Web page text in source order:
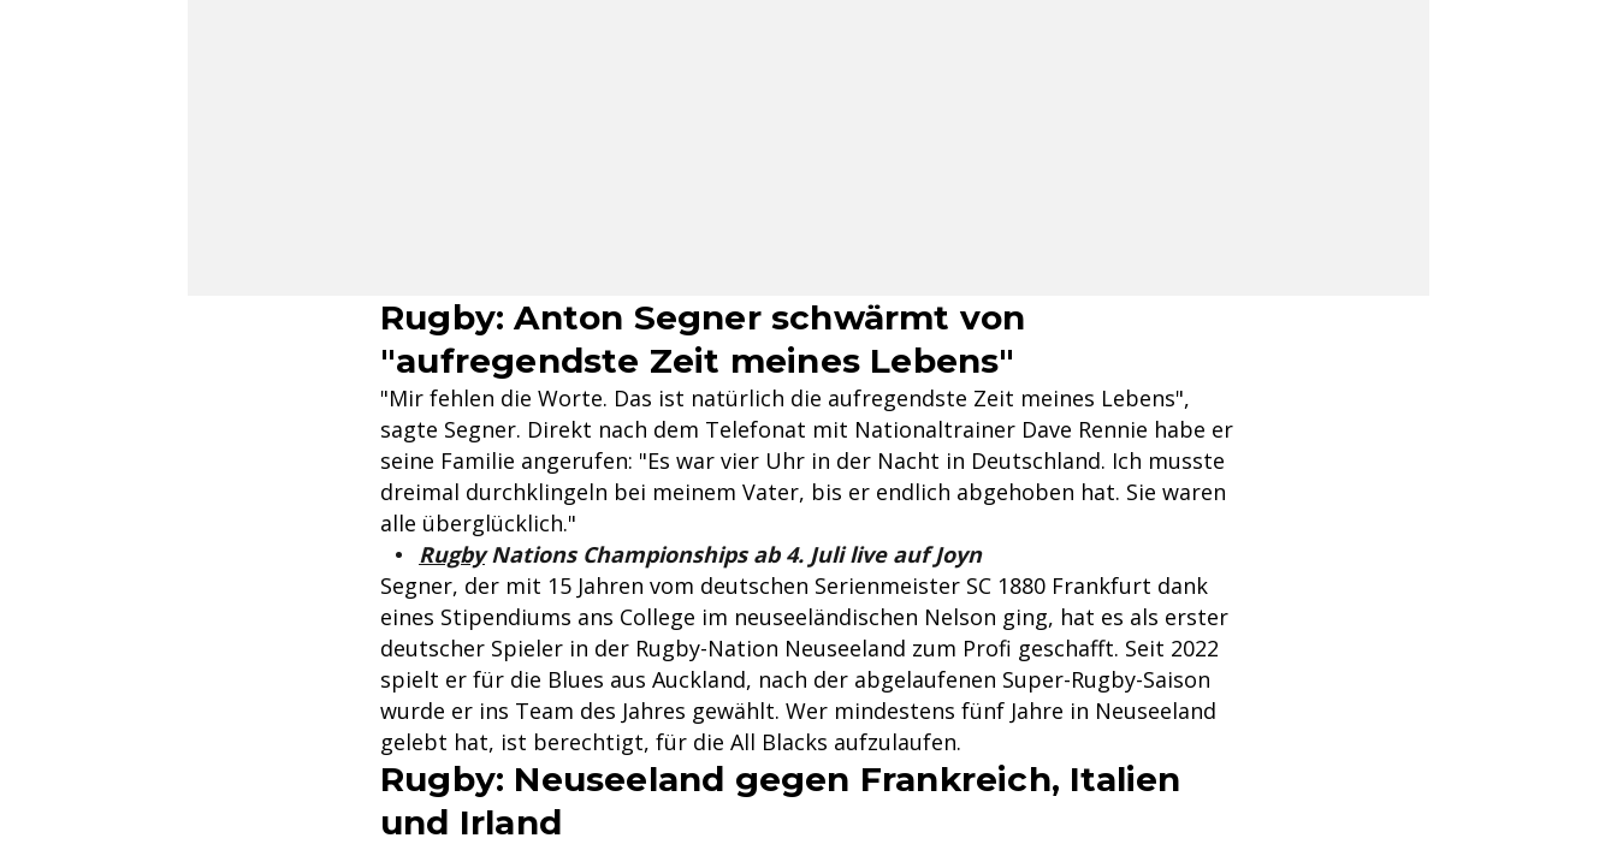
Rugby: Anton Segner schwärmt von
"aufregendste Zeit meines Lebens"
"Mir fehlen die Worte. Das ist natürlich die aufregendste Zeit meines Lebens",
sagte Segner. Direkt nach dem Telefonat mit Nationaltrainer Dave Rennie habe er
seine Familie angerufen: "Es war vier Uhr in der Nacht in Deutschland. Ich musste
dreimal durchklingeln bei meinem Vater, bis er endlich abgehoben hat. Sie waren
alle überglücklich."
RugbyNations Championships ab 4. Juli live auf Joyn
Segner, der mit 15 Jahren vom deutschen Serienmeister SC 1880 Frankfurt dank
eines Stipendiums ans College im neuseeländischen Nelson ging, hat es als erster
deutscher Spieler in der Rugby-Nation Neuseeland zum Profi geschafft. Seit 2022
spielt er für die Blues aus Auckland, nach der abgelaufenen Super-Rugby-Saison
wurde er ins Team des Jahres gewählt. Wer mindestens fünf Jahre in Neuseeland
gelebt hat, ist berechtigt, für die All Blacks aufzulaufen.
Rugby: Neuseeland gegen Frankreich, Italien
und Irland